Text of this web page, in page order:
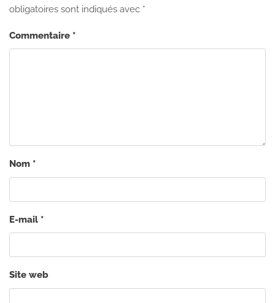
obligatoires sont indiqués avec *
Commentaire *
Nom *
E-mail *
Site web